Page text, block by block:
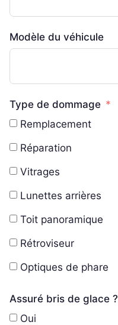
Modèle du véhicule
Type de dommage
Remplacement
Réparation
Vitrages
Lunettes arrières
Toit panoramique
Rétroviseur
Optiques de phare
Assuré bris de glace ?
Oui